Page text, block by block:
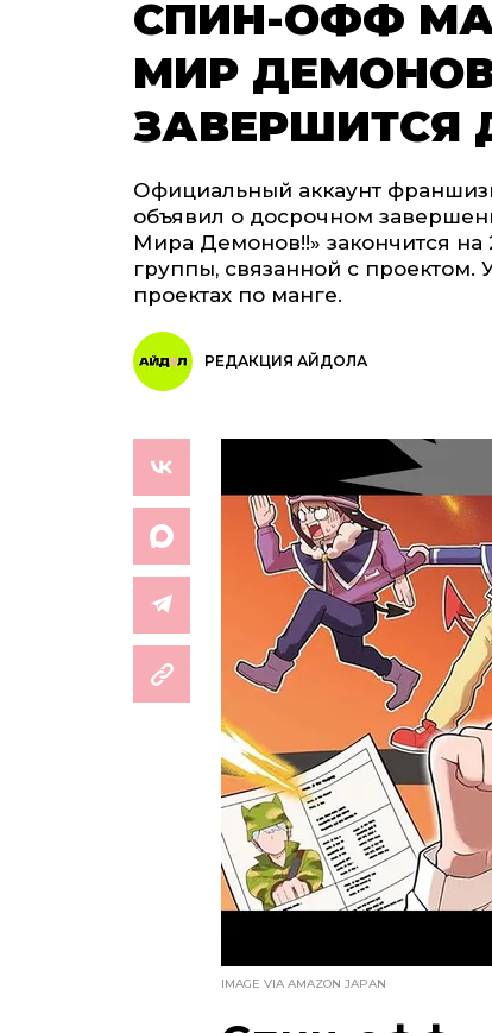
СПИН-ОФФ
МИР
ЗАВЕРШИТСЯ
Официальный аккаунт
объявил о досрочном
Мира Демонов!!» закончится на
группы, связанной с проектом.
проектах по манге.
РЕДАКЦИЯ АЙДОЛА
IMAGE VIA AMAZON JAPAN